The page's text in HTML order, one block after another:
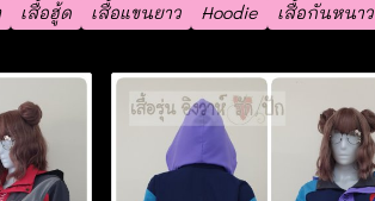
เสื้อฮู้ด เสื้อแขนยาว Hoodie เสื้อกันหนาว